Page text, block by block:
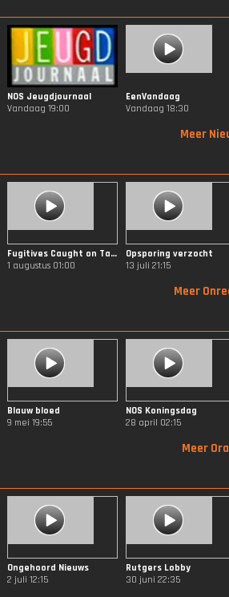
NOS Jeugdjournaal
Vandaag 19:00
EenVandaag
Vandaag 18:30
Meer
Fugitives Caught on Tape
1 augustus 01:00
Opsporing verzocht
13 juli 21:15
Meer
Blauw bloed
9 mei 19:55
NOS Koningsdag
28 april 02:15
Meer
Ongehoord Nieuws
2 juli 12:15
Rutgers Lobby
30 juni 22:35